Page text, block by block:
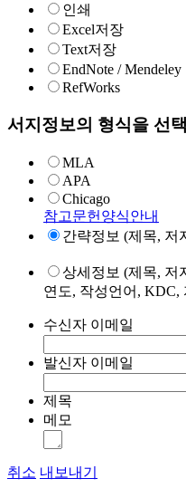
인쇄
Excel저장
Text저장
EndNote / Mendeley
RefWorks
서지정보의 형식을 선
MLA
APA
Chicago
참고문헌양식안내
간략정보 (제목, 저
상세정보 (제목, 저
연도, 작성언어, KDC,
수신자 이메일
발신자 이메일
제목
메모
취소 내보내기